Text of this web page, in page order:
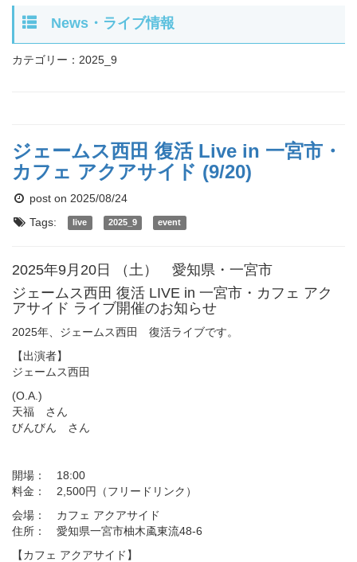
News・ライブ情報
カテゴリー：2025_9
ジェームス西田 復活 Live in 一宮市・
カフェ アクアサイド (9/20)
post on 2025/08/24
Tags:
live 2025_9 event
2025年9月20日 （土） 愛知県・一宮市
ジェームス西田 復活 LIVE in 一宮市・カフェ アク
アサイド ライブ開催のお知らせ
2025年、ジェームス西田 復活ライブです。
【出演者】
ジェームス西田
(O.A.)
天福 さん
びんびん さん
開場： 18:00
料金： 2,500円（フリードリンク）
会場： カフェ アクアサイド
住所： 愛知県一宮市柚木颪東流48-6
【カフェ アクアサイド】